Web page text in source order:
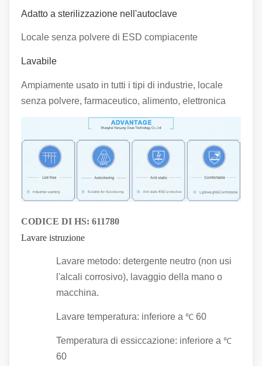
Adatto a sterilizzazione nell'autoclave
Locale senza polvere di ESD compiacente
Lavabile
Ampiamente usato in tutti i tipi di industrie, locale
senza polvere, farmaceutico, alimento, elettronica
CODICE DI HS: 611780
Lavare istruzione
Lavare metodo: detergente neutro (non usi
l'alcali corrosivo), lavaggio della mano o
macchina.
Lavare temperatura: inferiore a ℃ 60
Temperatura di essiccazione: inferiore a ℃
60